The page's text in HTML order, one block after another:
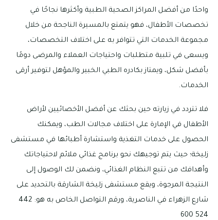
واحدًا من أفضل المراكز الصحية الطبية وأكثرها نجاحًا في
تخصصات الأطفال، فهو يتمتع بالمسيرة الناجحة من خلال
مجموعة الخدمات التي تتوافر به على اختلاف التخصصات،
ويسعى في تلبية متطلبات واحتياجات العملاء والمرضى دومًا
بأفضل شكل، ويمتاز بكادره الطبي الخبير والمؤهل لتوفير أرقى
الخدمات.
فلا تتردد في زيارته حين بحثك عن أفضل الأخصائيين لأراض
الأطفال في الإمارة على اختلاف مجالات الطب، ويمكنك
الحصول على خدمات التغذية واستشارة أطبائها في مستشفى
زليخة؛ حيث يتم توجيهك نحو برنامج غذائي ملائم لاحتياجاتك
وأهدافك من تتبع النظام الغذائي، ونضمن لك الوصول إلى
النتيجة المرجوة، ويقع مستشفى زليخة الشارقة بالتحديد على
شارع الزهراء في الناصرية، ورقم التواصل الخاص به هو: 442
524 600